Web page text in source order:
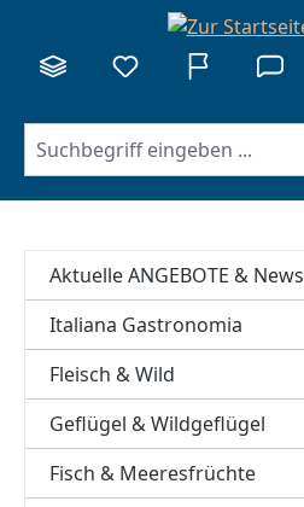
Aktuelle ANGEBOTE & News
Italiana Gastronomia
Fleisch & Wild
Geflügel & Wildgeflügel
Fisch & Meeresfrüchte